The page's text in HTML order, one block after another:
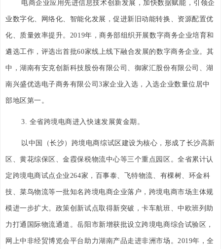
电商企业应用先进信息技术创新发展，加快数据赋能，引领企
业数字化、网络化、智能化发展，促进新旧动能转换、资源配置优
化、质量效率提升。2019年，商务部组织开展数字商务企业培育和
遴选工作，评选出首批60家线上线下融合发展的数字商务企业。其
中，湖南有安克创新科技股份有限公司、御家汇股份有限公司、湖
南兴盛优选电子商务有限公司3家企业入选，入选企业数量位居中
部地区第一。
3. 全省跨境电商进入快速发展黄金期。
以中国（长沙）跨境电商综试区建设为核心，形成了长沙高新
区、黄花综保区、金霞保税物流中心等三个重点园区。全省累计认
定跨境电商试点企业264家，百事泰、飞特物流、有棵树、环金科
技、菜鸟物流等一批知名跨境电商企业落户，跨境电商市场主体规
模进一步扩大。政策创新试点取得新突破，卡车航班、中欧班列助
力打通国际物流通道。岳阳市新增获批设立跨境电商综合试验区，
网上中非经贸博览会平台助力湖南产品走进非洲市场。2019年，全